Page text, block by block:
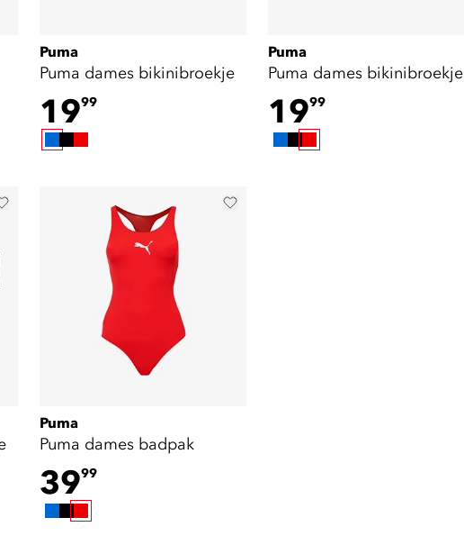
Puma
Puma dames bikinibroekje
1999
Puma
Puma dames bikinibroekje
1999
Puma
Puma dames badpak
3999